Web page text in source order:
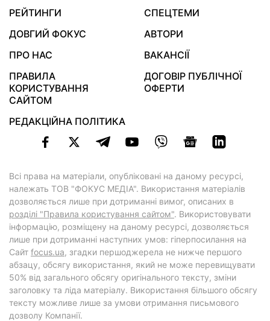
РЕЙТИНГИ
СПЕЦТЕМИ
ДОВГИЙ ФОКУС
АВТОРИ
ПРО НАС
ВАКАНСІЇ
ПРАВИЛА
КОРИСТУВАННЯ
САЙТОМ
ДОГОВІР ПУБЛІЧНОЇ
ОФЕРТИ
РЕДАКЦІЙНА ПОЛІТИКА
Всі права на матеріали, опубліковані на даному ресурсі,
належать ТОВ "ФОКУС МЕДІА". Використання матеріалів
дозволяється лише при дотриманні вимог, описаних в
розділі "Правила користування сайтом". Використовувати
інформацію, розміщену на даному ресурсі, дозволяється
лише при дотриманні наступних умов: гіперпосилання на
Cайт focus.ua, згадки першоджерела не нижче першого
абзацу, обсягу використання, який не може перевищувати
50% від загального обсягу оригінального тексту, зміни
заголовку та ліда матеріалу. Використання більшого обсягу
тексту можливе лише за умови отримання письмового
дозволу Компанії.